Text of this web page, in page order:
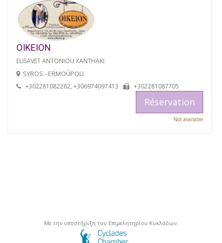
OIKEION
ELISAVET ANTONIOU XANTHAKI
SYROS - ERMOÚPOLI
+302281082262, +306974097413 +302281087705
Réservation
Not available
Με την υποστήριξη του Επιμελητηρίου Κυκλάδων.